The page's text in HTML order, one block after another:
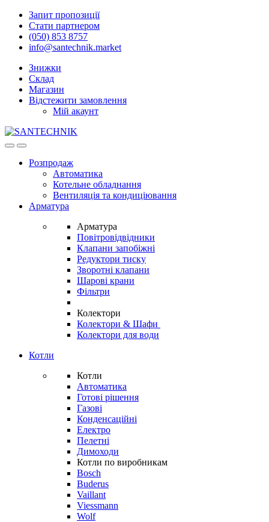
Skip
navigation
Skip
content
Запит пропозиції
Стати партнером
(050) 853 8757
info@santechnik.market
Знижки
Склад
Магазин
Відстежити замовлення
Мій акаунт
OpenClose
Розпродаж
Автоматика
Котельне обладнання
Вентиляція та кондиціювання
Арматура
Арматура
Повітровідвідники
Клапани запобіжні
Редуктори тиску
Зворотні клапани
Шарові крани
Фільтри
Колектори
Колектори & Шафи
Колектори для води
Котли
Котли
Автоматика
Готові рішення
Газові
Конденсаційні
Електро
Пелетні
Димоходи
Котли по виробникам
Bosch
Buderus
Vaillant
Viessmann
Wolf